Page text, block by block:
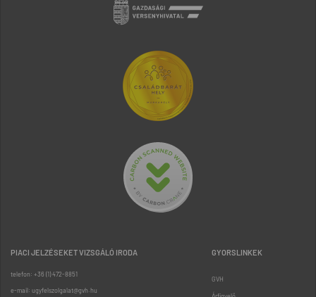
PIACI JELZÉSEKET VIZSGÁLÓ IRODA
telefon: +36 (1) 472-8851
e-mail: ugyfelszolgalat@gvh.hu
GYORSLINKEK
GVH